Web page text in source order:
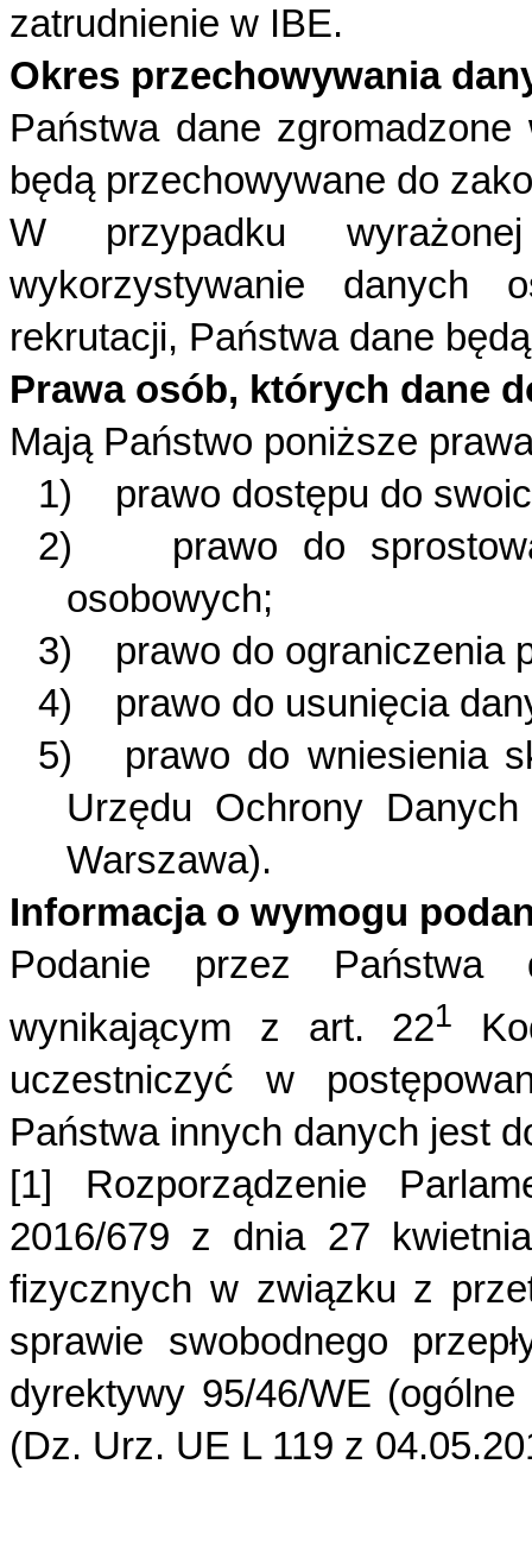
zatrudnienie w IBE.
Okres przechowywania
Państwa dane
będą przechowywane do
W przypadku
wykorzystywanie danych
rekrutacji, Państwa dane
Prawa osób, których dane
Mają Państwo poniższe
1) prawo dostępu do
2) prawo do
osobowych;
3) prawo do ograniczenia
4) prawo do usunięcia
5) prawo do wniesienia
Urzędu Ochrony
Warszawa).
Informacja o wymogu
Podanie przez Państwa
wynikającym z art. 221
uczestniczyć w
Państwa innych danych jest
[1] Rozporządzenie
2016/679 z dnia 27
fizycznych w związku z
sprawie swobodnego
dyrektywy 95/46/WE
(Dz. Urz. UE L 119 z